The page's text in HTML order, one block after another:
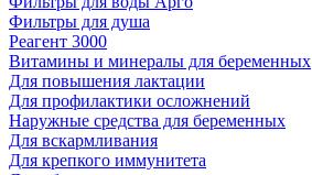
Фильтры для душа
Реагент 3000
Витамины и минералы для беременных
Для повышения лактации
Для профилактики осложнений
Наружные средства для беременных
Для вскармливания
Для крепкого иммунитета